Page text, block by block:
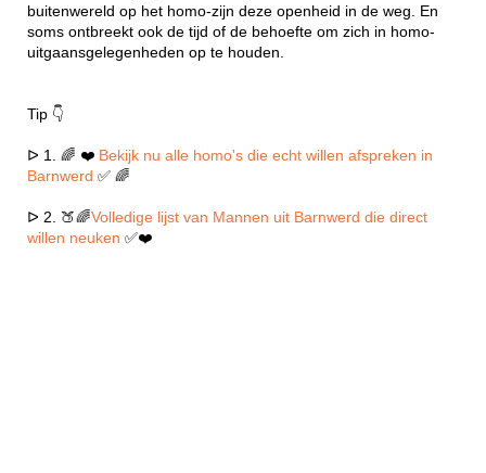
buitenwereld op het homo-zijn deze openheid in de weg. En
soms ontbreekt ook de tijd of de behoefte om zich in homo-
uitgaansgelegenheden op te houden.
Tip 👇
ᐅ 1. 🌈 ❤️ Bekijk nu alle homo's die echt willen afspreken in
Barnwerd ✅ 🌈
ᐅ 2. 🍑🌈Volledige lijst van Mannen uit Barnwerd die direct
willen neuken ✅❤️